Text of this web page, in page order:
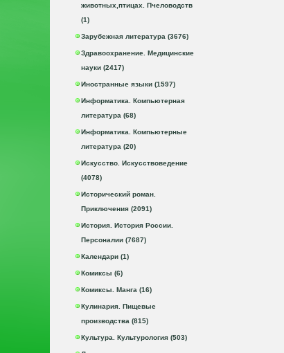
животных,птицах. Пчеловодств
(1)
Зарубежная литература (3676)
Здравоохранение. Медицинские
науки (2417)
Иностранные языки (1597)
Информатика. Компьютерная
литература (68)
Информатика. Компьютерные
литература (20)
Искусство. Искусствоведение
(4078)
Исторический роман.
Приключения (2091)
История. История России.
Персоналии (7687)
Календари (1)
Комиксы (6)
Комиксы. Манга (16)
Кулинария. Пищевые
производства (815)
Культура. Культурология (503)